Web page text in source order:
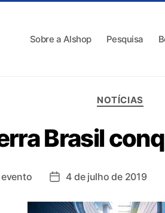
Sobre a Alshop Pesquisa
NOTÍCIAS
Brasil
evento 4 de julho de 2019